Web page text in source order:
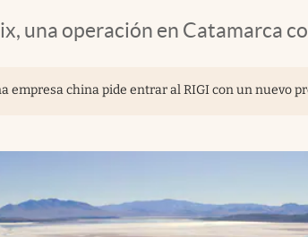
una operación en Catamarca
empresa china pide entrar al RIGI con un nuevo